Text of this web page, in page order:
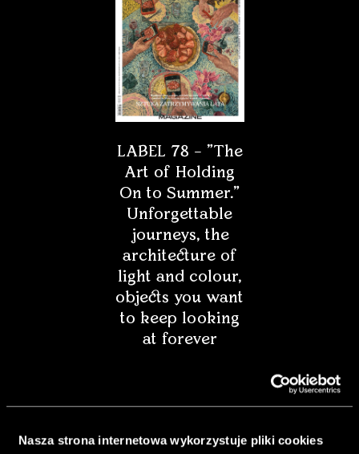
Nasza strona internetowa wykorzystuje pliki cookies
LABEL 78 – "The
Art of Holding
On to Summer."
Unforgettable
journeys, the
architecture of
light and colour,
objects you want
to keep looking
at forever